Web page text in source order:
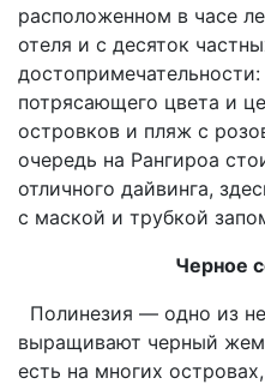
расположенном в часе
отеля и с десяток
потрясающего цвета и
островков и пляж с
очередь на Рангироа
отличного дайвинга,
с маской и трубкой
Черное
Полинезия — одно из
выращивают черный
есть на многих